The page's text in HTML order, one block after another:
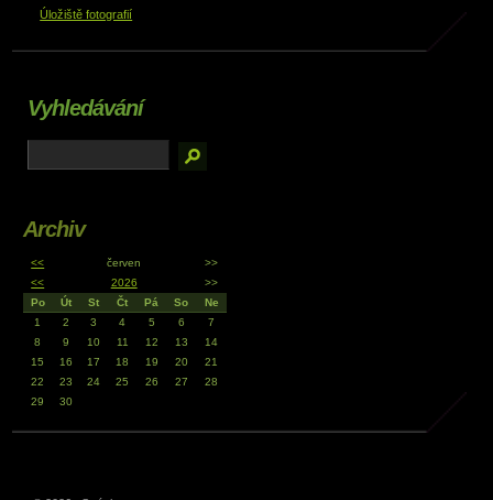
Úložiště fotografií
Vyhledávání
Archiv
<< červen
>>
<<
2026
>>
Po
Út St Čt Pá So
Ne
1
2 3 4 5 6
7
8
9 10 11 12 13
14
15
16 17 18 19 20
21
22
23 24 25 26 27
28
29
30